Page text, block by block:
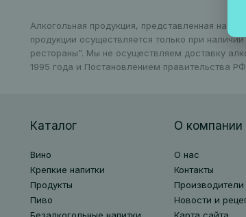
Алкогольная продукция, представленная на
продукции осуществляется только при
рестораны". Мы не осуществляем доставку
1995 года и Постановлением правительства
Каталог
Вино
Крепкие напитки
Продукты
Пиво
О компании
О нас
Контакты
Производители
Новости и